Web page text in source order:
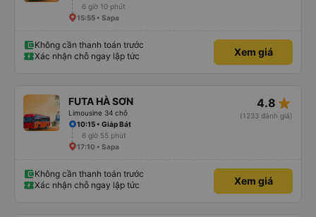
6 giờ 10 phút
15:55 • Sapa
Không cần thanh toán trước
Xác nhận chỗ ngay lập tức
Xem giá
FUTA HÀ SƠN
Limousine 34 chỗ
4.8 star_rate
(1233 đánh giá)
10:15 • Giáp Bát
6 giờ 55 phút
17:10 • Sapa
Không cần thanh toán trước
Xác nhận chỗ ngay lập tức
Xem giá